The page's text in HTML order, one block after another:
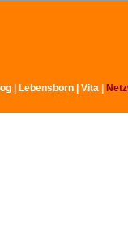
Lebensborn Vita